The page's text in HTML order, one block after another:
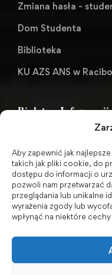
Aby zapewnić jak
takich jak pliki cookie, do
dostępu do informacji o
pozwoli nam przetwarzać
przeglądania lub unikalne
wyrażenia zgody lub
wpłynąć na niektóre
Zmiana hasła -
Dom Studenta
Biblioteka
KU AZS ANS w
Biuletyn Informacji
BIP - Biuletyn
archiwum
Social Media